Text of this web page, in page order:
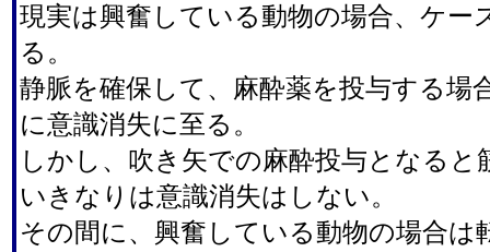
現実は興奮している動物の場合、ケー
る。
静脈を確保して、麻酔薬を投与する場
に意識消失に至る。
しかし、吹き矢での麻酔投与となると
いきなりは意識消失はしない。
その間に、興奮している動物の場合は